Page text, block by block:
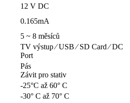
12 V DC
0.165mA
5 ~ 8 měsíců
TV výstup ⁄ USB ⁄ SD Card ⁄ DC
Port
Pás
Závit pro stativ
-25°C až 60° C
-30° C až 70° C